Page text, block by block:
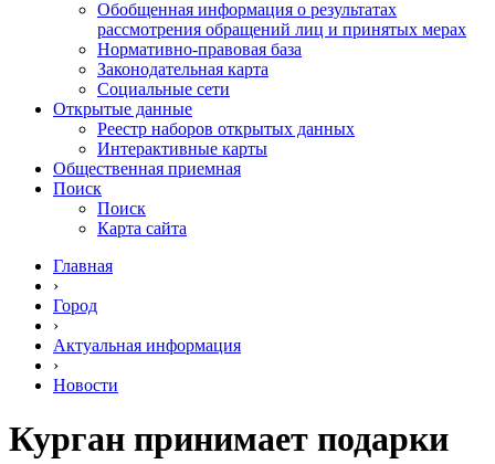
Обобщенная информация о результатах
рассмотрения обращений лиц и принятых мерах
Нормативно-правовая база
Законодательная карта
Социальные сети
Открытые данные
Реестр наборов открытых данных
Интерактивные карты
Общественная приемная
Поиск
Поиск
Карта сайта
Главная
›
Город
›
Актуальная информация
›
Новости
Курган принимает подарки